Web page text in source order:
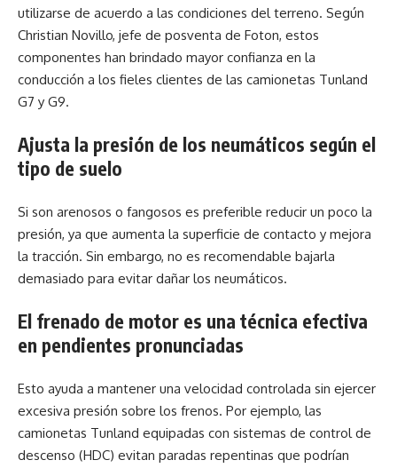
utilizarse de acuerdo a las condiciones del terreno. Según
Christian Novillo, jefe de posventa de Foton, estos
componentes han brindado mayor confianza en la
conducción a los fieles clientes de las camionetas Tunland
G7 y G9.
Ajusta la presión de los neumáticos según el
tipo de suelo
Si son arenosos o fangosos es preferible reducir un poco la
presión, ya que aumenta la superficie de contacto y mejora
la tracción. Sin embargo, no es recomendable bajarla
demasiado para evitar dañar los neumáticos.
El frenado de motor es una técnica efectiva
en pendientes pronunciadas
Esto ayuda a mantener una velocidad controlada sin ejercer
excesiva presión sobre los frenos. Por ejemplo, las
camionetas Tunland equipadas con sistemas de control de
descenso (HDC) evitan paradas repentinas que podrían